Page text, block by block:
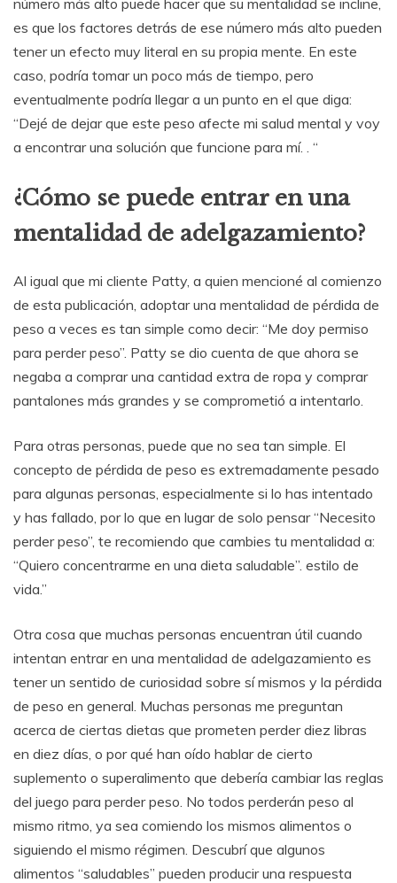
es que los factores detrás de ese número más alto pueden
tener un efecto muy literal en su propia mente. En este
caso, podría tomar un poco más de tiempo, pero
eventualmente podría llegar a un punto en el que diga:
“Dejé de dejar que este peso afecte mi salud mental y voy
a encontrar una solución que funcione para mí. . “
¿Cómo se puede entrar en una
mentalidad de adelgazamiento?
Al igual que mi cliente Patty, a quien mencioné al comienzo
de esta publicación, adoptar una mentalidad de pérdida de
peso a veces es tan simple como decir: “Me doy permiso
para perder peso”. Patty se dio cuenta de que ahora se
negaba a comprar una cantidad extra de ropa y comprar
pantalones más grandes y se comprometió a intentarlo.
Para otras personas, puede que no sea tan simple. El
concepto de pérdida de peso es extremadamente pesado
para algunas personas, especialmente si lo has intentado
y has fallado, por lo que en lugar de solo pensar “Necesito
perder peso”, te recomiendo que cambies tu mentalidad a:
“Quiero concentrarme en una dieta saludable”. estilo de
vida.”
Otra cosa que muchas personas encuentran útil cuando
intentan entrar en una mentalidad de adelgazamiento es
tener un sentido de curiosidad sobre sí mismos y la pérdida
de peso en general. Muchas personas me preguntan
acerca de ciertas dietas que prometen perder diez libras
en diez días, o por qué han oído hablar de cierto
suplemento o superalimento que debería cambiar las reglas
del juego para perder peso. No todos perderán peso al
mismo ritmo, ya sea comiendo los mismos alimentos o
siguiendo el mismo régimen. Descubrí que algunos
alimentos “saludables” pueden producir una respuesta